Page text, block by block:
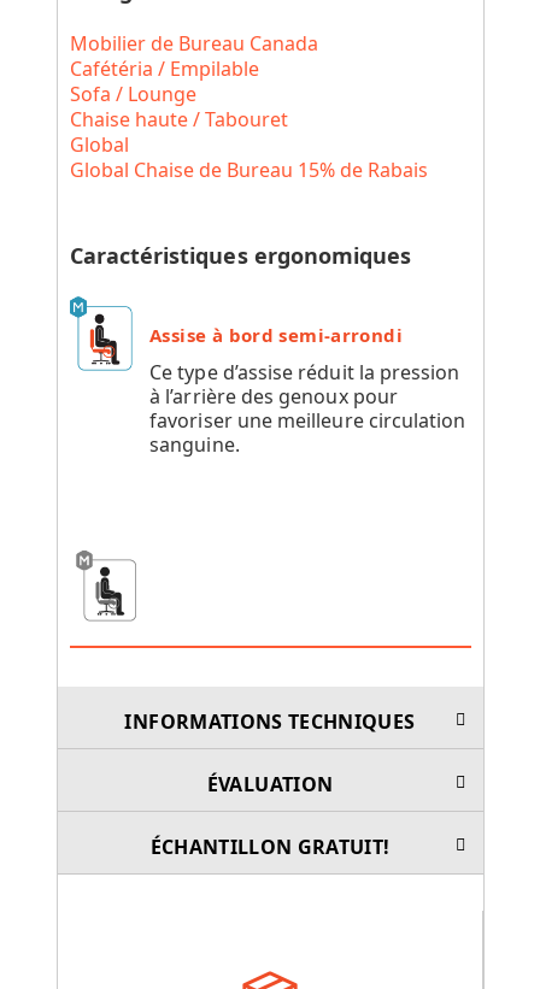
Mobilier de Bureau Canada
Cafétéria / Empilable
Sofa / Lounge
Chaise haute / Tabouret
Global
Global Chaise de Bureau 15% de Rabais
Caractéristiques ergonomiques
Assise à bord semi-arrondi
Ce type d’assise réduit la pression
à l’arrière des genoux pour
favoriser une meilleure circulation
sanguine.
INFORMATIONS TECHNIQUES
ÉVALUATION
ÉCHANTILLON GRATUIT!